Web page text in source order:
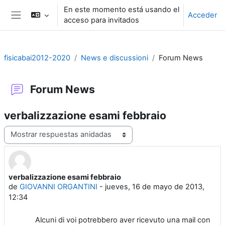
Salta al contenido principal
Panel lateral
En este momento está usando el
acceso para invitados
Acceder
fisicabai2012-2020 News e discussioni Forum News
Forum News
verbalizzazione esami febbraio
Mostrar modo
verbalizzazione esami febbraio
de GIOVANNI ORGANTINI - jueves, 16 de mayo de 2013,
12:34
Número de respuestas: 0
Alcuni di voi potrebbero aver ricevuto una mail con